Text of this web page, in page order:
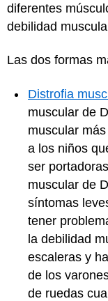
diferentes
debilidad
Las dos formas
Distrofia
muscular de
muscular
a los niños
ser
muscular de
síntomas
tener
la debilidad
escaleras y
de los
de ruedas